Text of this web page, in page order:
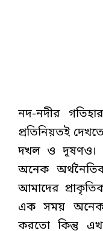
নদ-নদীর
প্রতিনিয়তই
দখল ও দূষণও।
অনেক
আমাদের
এক সময় অনেক
করতো কিন্তু